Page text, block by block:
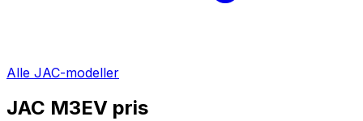
Alle JAC-modeller
JAC M3EV pris